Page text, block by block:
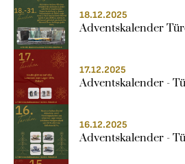
18.12.2025
Adventskalender
17.12.2025
Adventskalender -
16.12.2025
Adventskalender -